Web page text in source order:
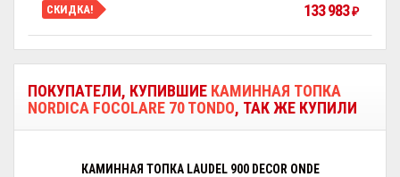
СКИДКА! 133 983₽
ПОКУПАТЕЛИ, КУПИВШИЕ КАМИННАЯ ТОПКА
NORDICA FOCOLARE 70 TONDO, ТАК ЖЕ КУПИЛИ
КАМИННАЯ ТОПКА LAUDEL 900 DECOR ONDE